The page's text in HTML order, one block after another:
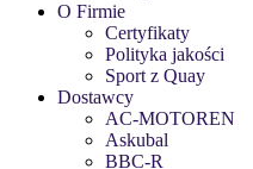
O Firmie
Certyfikaty
Polityka jakości
Sport z Quay
Dostawcy
AC-MOTOREN
Askubal
BBC-R